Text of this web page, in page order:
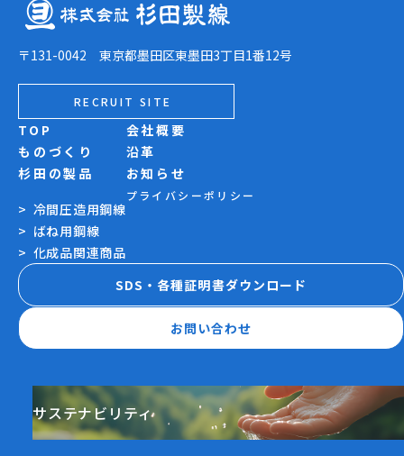
〒131-0042 東京都墨田区東墨田3丁目1番12号
RECRUIT SITE
TOP
ものづくり
杉田の製品
冷間圧造用鋼線
ばね用鋼線
化成品関連商品
会社概要
沿革
お知らせ
プライバシーポリシー
SDS・各種証明書ダウンロード
お問い合わせ
サステナビリティ